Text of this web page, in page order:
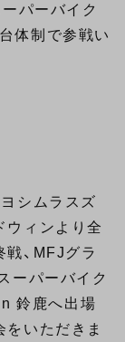
パーバイク
体制で参戦い
ヨシムラスズ
ウィンより全
戦、MFJグラ
ーパーバイク
鈴鹿へ出場
をいただきま